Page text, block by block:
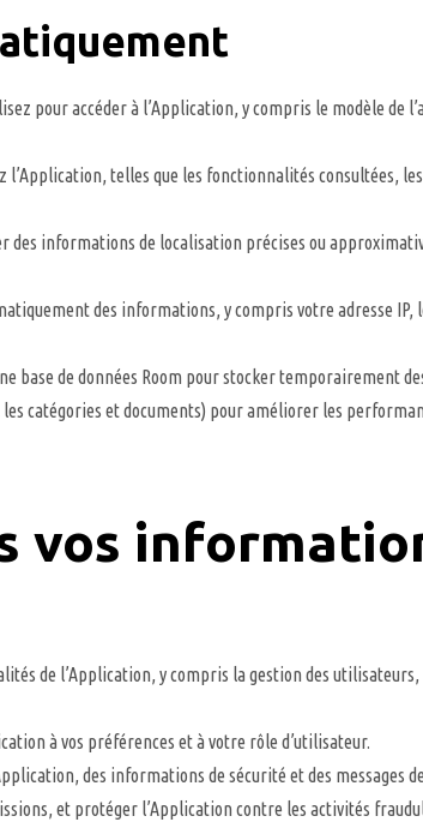
pour accéder à l’Application, y compris le modèle de
telles que les fonctionnalités consultées,
des informations de localisation précises ou
des informations, y compris votre adresse
base de données Room pour stocker temporairement
catégories et documents) pour améliorer les
vos
de l’Application, y compris la gestion des
à vos préférences et à votre rôle d’utilisateur.
des informations de sécurité et des messages
et protéger l’Application contre les activités